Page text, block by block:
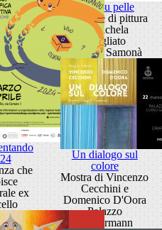
Pelle su pelle
Personale di pittura
di Michela
Brogliato
Galleria Samonà
che
ex
Un dialogo sul
colore
Mostra di Vincenzo
Cecchini e
Domenico D'Oora
Palazzo
Zuckermann